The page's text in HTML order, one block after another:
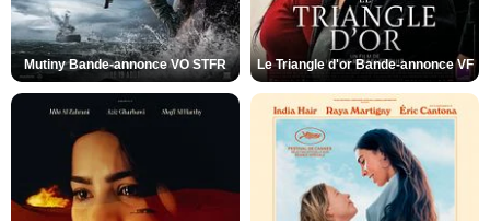
Mutiny Bande-annonce VO STFR Le Triangle d'or Bande-annonce VF